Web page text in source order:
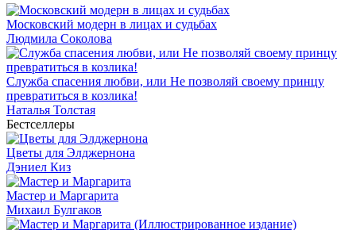
Московский модерн в лицах и судьбах
Людмила Соколова
Служба спасения любви, или Не позволяй своему принцу
превратиться в козлика!
Наталья Толстая
Бестселлеры
Цветы для Элджернона
Дэниел Киз
Мастер и Маргарита
Михаил Булгаков